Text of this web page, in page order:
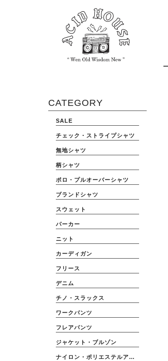
CATEGORY
SALE
チェック・ストライプシャツ
無地シャツ
柄シャツ
ポロ・プルオーバーシャツ
ブランドシャツ
スウェット
パーカー
ニット
カーディガン
フリース
デニム
チノ・スラックス
ワークパンツ
フレアパンツ
ジャケット・ブルゾン
ナイロン・ポリエステルアウター